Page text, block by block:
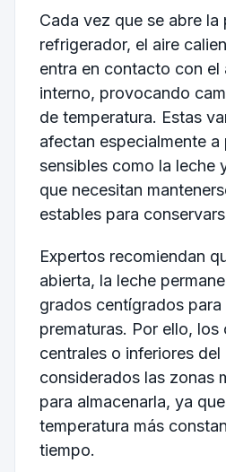
Cada vez que se abre la
refrigerador, el aire
entra en contacto con el
interno, provocando
de temperatura. Estas
afectan especialmente
sensibles como la leche
que necesitan
estables para
Expertos recomiendan
abierta, la leche
grados centígrados
prematuras. Por ello,
centrales o inferiores
considerados las zonas
para almacenarla, ya
temperatura más
tiempo.